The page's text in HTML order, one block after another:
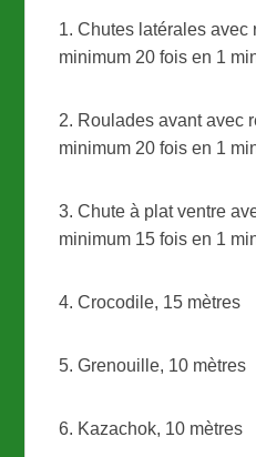
1. Chutes latérales avec
minimum 20 fois en 1
2. Roulades avant avec
minimum 20 fois en 1
3. Chute à plat ventre
minimum 15 fois en 1
4. Crocodile, 15 mètres
5. Grenouille, 10 mètres
6. Kazachok, 10 mètres